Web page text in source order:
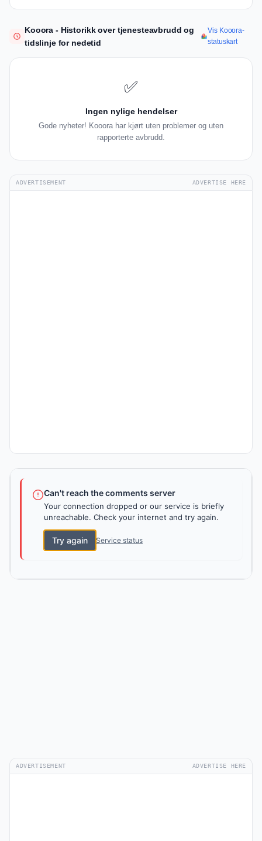
Kooora - Historikk over tjenesteavbrudd og
tidslinje for nedetid
Vis Kooora-
statuskart
✅
Ingen nylige hendelser
Gode nyheter! Kooora har kjørt uten problemer og uten
rapporterte avbrudd.
ADVERTISEMENT ADVERTISE HERE
Can't reach the comments server
Your connection dropped or our service is briefly
unreachable. Check your internet and try again.
Try again Service status
ADVERTISEMENT ADVERTISE HERE